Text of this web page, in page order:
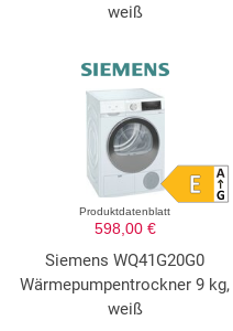
weiß
Produktdatenblatt
598,00 €
Siemens WQ41G20G0
Wärmepumpentrockner 9 kg,
weiß